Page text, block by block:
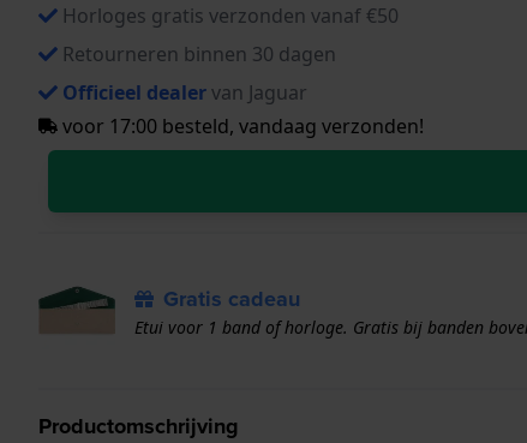
Horloges gratis verzonden vanaf €50
Retourneren binnen 30 dagen
Officieel dealervan Jaguar
voor 17:00 besteld, vandaag verzonden!
Gratis cadeau
Etui voor 1 band of horloge. Gratis bij banden
Productomschrijving